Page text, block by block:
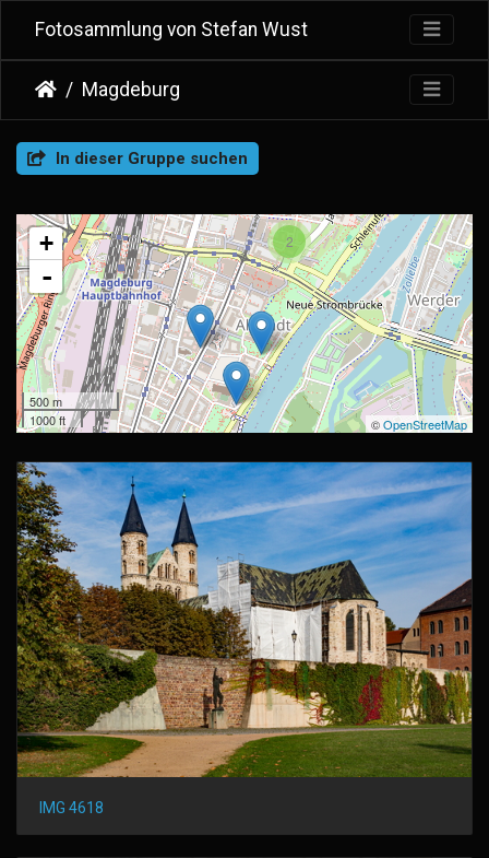
Fotosammlung von Stefan Wust
Magdeburg
In dieser Gruppe suchen
2
+
-
500 m
1000 ft
©OpenStreetMap
IMG 4618